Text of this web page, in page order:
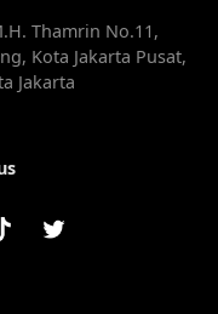
Thamrin No.11,
Kota Jakarta Pusat,
Jakarta